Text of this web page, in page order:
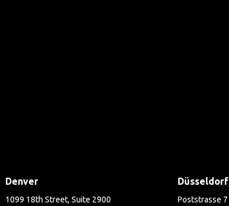
Denver
1099 18th Street, Suite 2900
Düsseldorf
Poststrasse 7